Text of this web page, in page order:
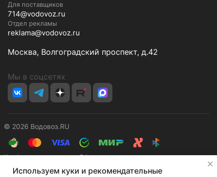
Для поставщиков
714@vodovoz.ru
Отдел рекламы
reklama@vodovoz.ru
Москва, Волгоградский проспект, д.42
Мы в соцсетях
© 2026 Водовоз.RU
КонфиденциальностьОферта
Используем куки и рекомендательные